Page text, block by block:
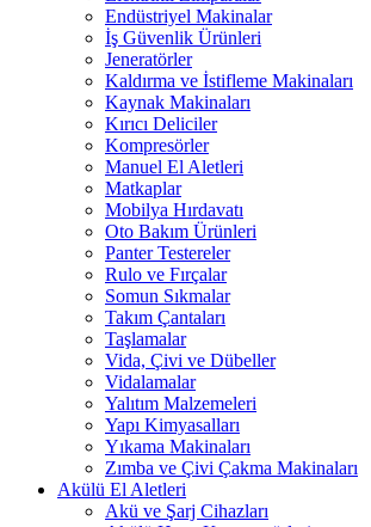
Endüstriyel Makinalar
İş Güvenlik Ürünleri
Jeneratörler
Kaldırma ve İstifleme Makinaları
Kaynak Makinaları
Kırıcı Deliciler
Kompresörler
Manuel El Aletleri
Matkaplar
Mobilya Hırdavatı
Oto Bakım Ürünleri
Panter Testereler
Rulo ve Fırçalar
Somun Sıkmalar
Takım Çantaları
Taşlamalar
Vida, Çivi ve Dübeller
Vidalamalar
Yalıtım Malzemeleri
Yapı Kimyasalları
Yıkama Makinaları
Zımba ve Çivi Çakma Makinaları
Akülü El Aletleri
Akü ve Şarj Cihazları